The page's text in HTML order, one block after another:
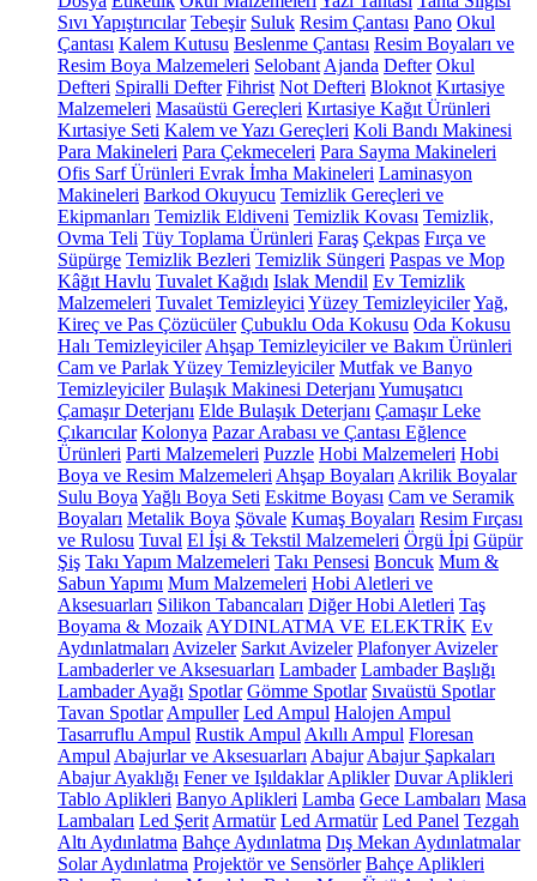
Sıvı Yapıştırıcılar Tebeşir Suluk Resim Çantası Pano Okul
Çantası Kalem Kutusu Beslenme Çantası Resim Boyaları ve
Resim Boya Malzemeleri Selobant Ajanda Defter Okul
Defteri Spiralli Defter Fihrist Not Defteri Bloknot Kırtasiye
Malzemeleri Masaüstü Gereçleri Kırtasiye Kağıt Ürünleri
Kırtasiye Seti Kalem ve Yazı Gereçleri Koli Bandı Makinesi
Para Makineleri Para Çekmeceleri Para Sayma Makineleri
Ofis Sarf Ürünleri Evrak İmha Makineleri Laminasyon
Makineleri Barkod Okuyucu Temizlik Gereçleri ve
Ekipmanları Temizlik Eldiveni Temizlik Kovası Temizlik,
Ovma Teli Tüy Toplama Ürünleri Faraş Çekpas Fırça ve
Süpürge Temizlik Bezleri Temizlik Süngeri Paspas ve Mop
Kâğıt Havlu Tuvalet Kağıdı Islak Mendil Ev Temizlik
Malzemeleri Tuvalet Temizleyici Yüzey TemizleyicilerYağ,
Kireç ve Pas Çözücüler Çubuklu Oda Kokusu Oda Kokusu
Halı Temizleyiciler Ahşap Temizleyiciler ve Bakım Ürünleri
Cam ve Parlak Yüzey Temizleyiciler Mutfak ve Banyo
Temizleyiciler Bulaşık Makinesi Deterjanı Yumuşatıcı
Çamaşır Deterjanı Elde Bulaşık Deterjanı Çamaşır Leke
Çıkarıcılar Kolonya Pazar Arabası ve Çantası Eğlence
Ürünleri Parti Malzemeleri Puzzle Hobi Malzemeleri Hobi
Boya ve Resim Malzemeleri Ahşap Boyaları Akrilik Boyalar
Sulu Boya Yağlı Boya Seti Eskitme Boyası Cam ve Seramik
Boyaları Metalik Boya Şövale Kumaş Boyaları Resim Fırçası
ve Rulosu Tuval El İşi & Tekstil Malzemeleri Örgü İpi Güpür
Şiş Takı Yapım Malzemeleri Takı Pensesi Boncuk Mum &
Sabun Yapımı Mum Malzemeleri Hobi Aletleri ve
Aksesuarları Silikon Tabancaları Diğer Hobi Aletleri Taş
Boyama & Mozaik AYDINLATMA VE ELEKTRİK Ev
Aydınlatmaları Avizeler Sarkıt Avizeler Plafonyer Avizeler
Lambaderler ve Aksesuarları Lambader Lambader Başlığı
Lambader Ayağı Spotlar Gömme Spotlar Sıvaüstü Spotlar
Tavan Spotlar Ampuller Led Ampul Halojen Ampul
Tasarruflu Ampul Rustik Ampul Akıllı Ampul Floresan
Ampul Abajurlar ve Aksesuarları Abajur Abajur Şapkaları
Abajur Ayaklığı Fener ve Işıldaklar Aplikler Duvar Aplikleri
Tablo Aplikleri Banyo Aplikleri Lamba Gece Lambaları Masa
Lambaları Led Şerit Armatür Led Armatür Led Panel Tezgah
Altı Aydınlatma Bahçe Aydınlatma Dış Mekan Aydınlatmalar
Solar Aydınlatma Projektör ve Sensörler Bahçe Aplikleri